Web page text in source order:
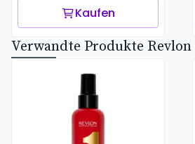
Kaufen
Verwandte Produkte Revlon